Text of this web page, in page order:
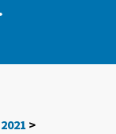
2021 >